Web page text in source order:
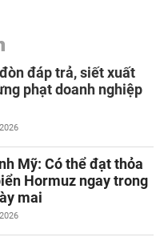
đáp trả, siết xuất
phạt doanh nghiệp
Mỹ: Có thể đạt thỏa
Hormuz ngay trong
mai